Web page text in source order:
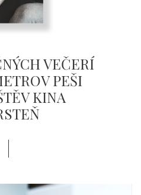
VEČERÍ
PEŠI
KINA